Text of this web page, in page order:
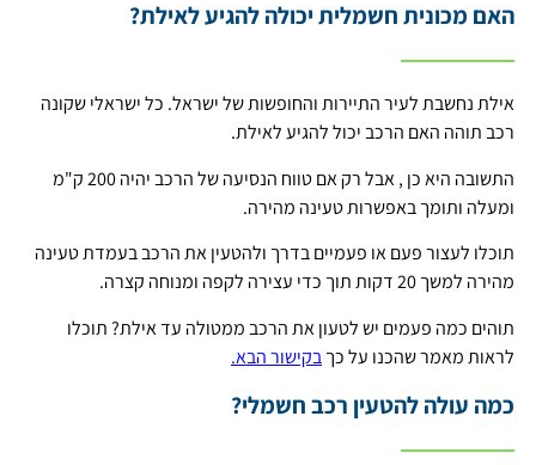
האם מכונית חשמלית יכולה להגיע לאילת?
אילת נחשבת לעיר התיירות והחופשות של ישראל. כל ישראלי שקונה
רכב תוהה האם הרכב יכול להגיע לאילת.
התשובה היא כן , אבל רק אם טווח הנסיעה של הרכב יהיה 200 ק"מ
ומעלה ותומך באפשרות טעינה מהירה.
תוכלו לעצור פעם או פעמיים בדרך ולהטעין את הרכב בעמדת טעינה
מהירה למשך 20 דקות תוך כדי עצירה לקפה ומנוחה קצרה.
תוהים כמה פעמים יש לטעון את הרכב ממטולה עד אילת? תוכלו
לראות מאמר שהכנו על כךבקישור הבא.
כמה עולה להטעין רכב חשמלי?